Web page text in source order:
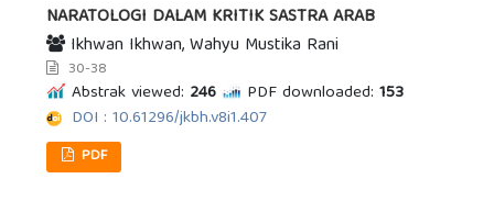
NARATOLOGI DALAM KRITIK SASTRA ARAB
Ikhwan Ikhwan, Wahyu Mustika Rani
30-38
Abstrak viewed: 246 PDF downloaded: 153
DOI : 10.61296/jkbh.v8i1.407
PDF